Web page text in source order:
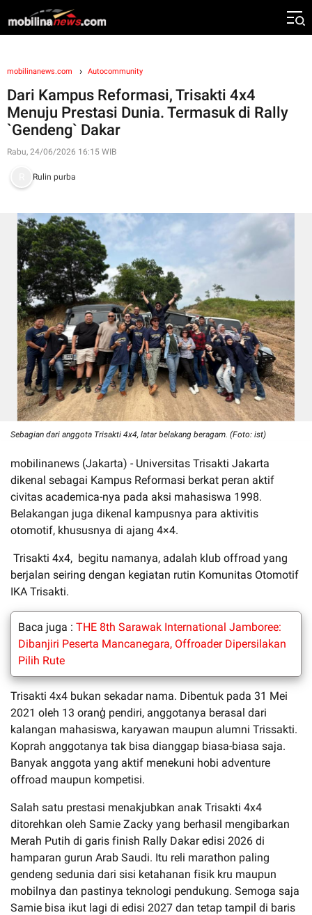
mobilinanews.com Autocommunity
Dari Kampus Reformasi, Trisakti 4x4
Menuju Prestasi Dunia. Termasuk di Rally
`Gendeng` Dakar
Rabu, 24/06/2026 16:15 WIB
Rulin purba
Sebagian dari anggota Trisakti 4x4, latar belakang beragam. (Foto: ist)
mobilinanews (Jakarta) - Universitas Trisakti Jakarta
dikenal sebagai Kampus Reformasi berkat peran aktif
civitas academica-nya pada aksi mahasiswa 1998.
Belakangan juga dikenal kampusnya para aktivitis
otomotif, khususnya di ajang 4×4.
Trisakti 4x4, begitu namanya, adalah klub offroad yang
berjalan seiring dengan kegiatan rutin Komunitas Otomotif
IKA Trisakti.
Baca juga : THE 8th Sarawak International Jamboree:
Dibanjiri Peserta Mancanegara, Offroader Dipersilakan
Pilih Rute
Trisakti 4x4 bukan sekadar nama. Dibentuk pada 31 Mei
2021 oleh 13 oranģ pendiri, anggotanya berasal dari
kalangan mahasiswa, karyawan maupun alumni Trissakti.
Koprah anggotanya tak bisa dianggap biasa-biasa saja.
Banyak anggota yang aktif menekuni hobi adventure
offroad maupun kompetisi.
Salah satu prestasi menakjubkan anak Trisakti 4x4
ditorehkan oleh Samie Zacky yang berhasil mengibarkan
Merah Putih di garis finish Rally Dakar edisi 2026 di
hamparan gurun Arab Saudi. Itu reli marathon paling
gendeng sedunia dari sisi ketahanan fisik kru maupun
mobilnya dan pastinya teknologi pendukung. Semoga saja
Samie bisa ikut lagi di edisi 2027 dan tetap tampil di baris